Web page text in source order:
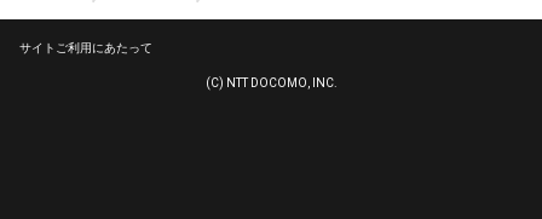
サイトご利用にあたって
(C) NTT DOCOMO, INC.